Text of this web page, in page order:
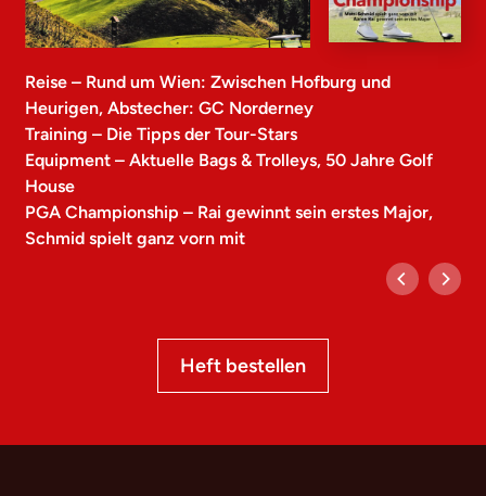
Reise – Rund um Wien: Zwischen Hofburg und
Heurigen, Abstecher: GC Norderney
Training – Die Tipps der Tour-Stars
Equipment – Aktuelle Bags & Trolleys, 50 Jahre Golf
House
PGA Championship – Rai gewinnt sein erstes Major,
Schmid spielt ganz vorn mit
Heft bestellen